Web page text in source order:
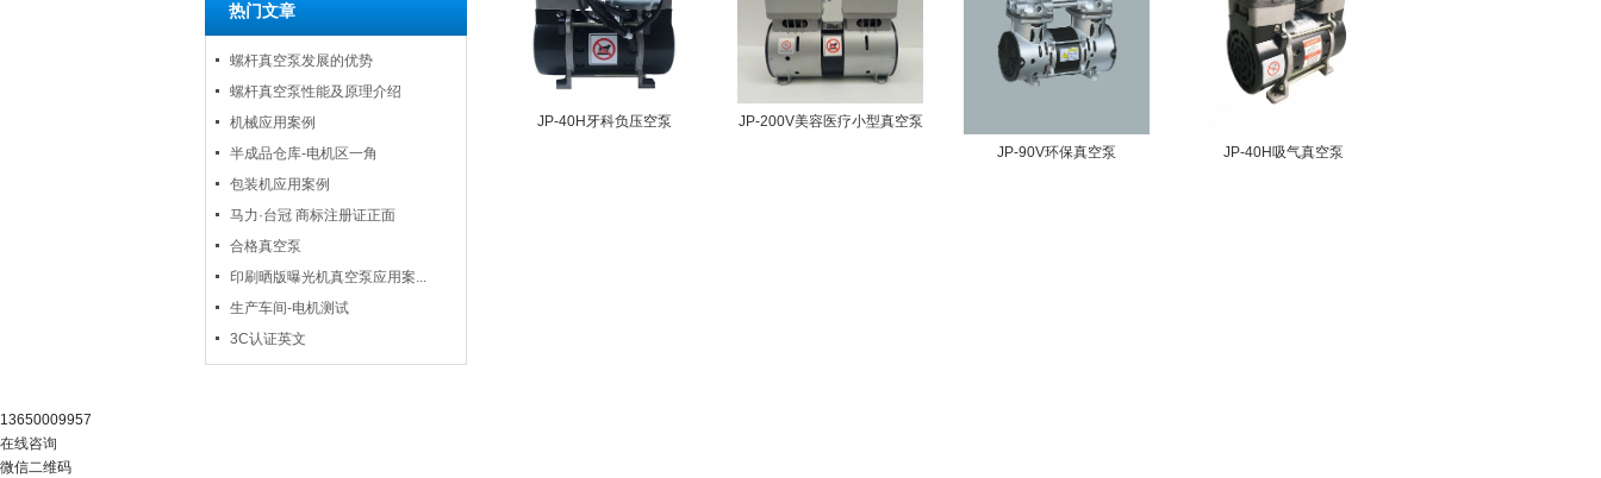
热门文章
螺杆真空泵发展的优势
螺杆真空泵性能及原理介绍
机械应用案例
半成品仓库-电机区一角
包装机应用案例
马力·台冠 商标注册证正面
合格真空泵
印刷晒版曝光机真空泵应用案...
生产车间-电机测试
3C认证英文
JP-40H牙科负压空泵
JP-200V美容医疗小型真空泵
JP-90V环保真空泵
JP-40H吸气真空泵
13650009957
在线咨询
微信二维码